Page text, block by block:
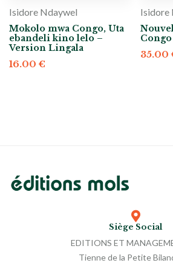
Isidore Ndaywel
Mokolo mwa Congo, Uta
ebandeli kino lelo –
Version Lingala
16.00 €
Isidore
Congo
35.00
Siège Social
EDITIONS ET
Tienne de la Petite